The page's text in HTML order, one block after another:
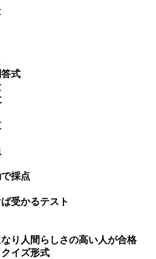
式
採点
受かるテスト
り人間らしさの高い人が合格
イズ形式